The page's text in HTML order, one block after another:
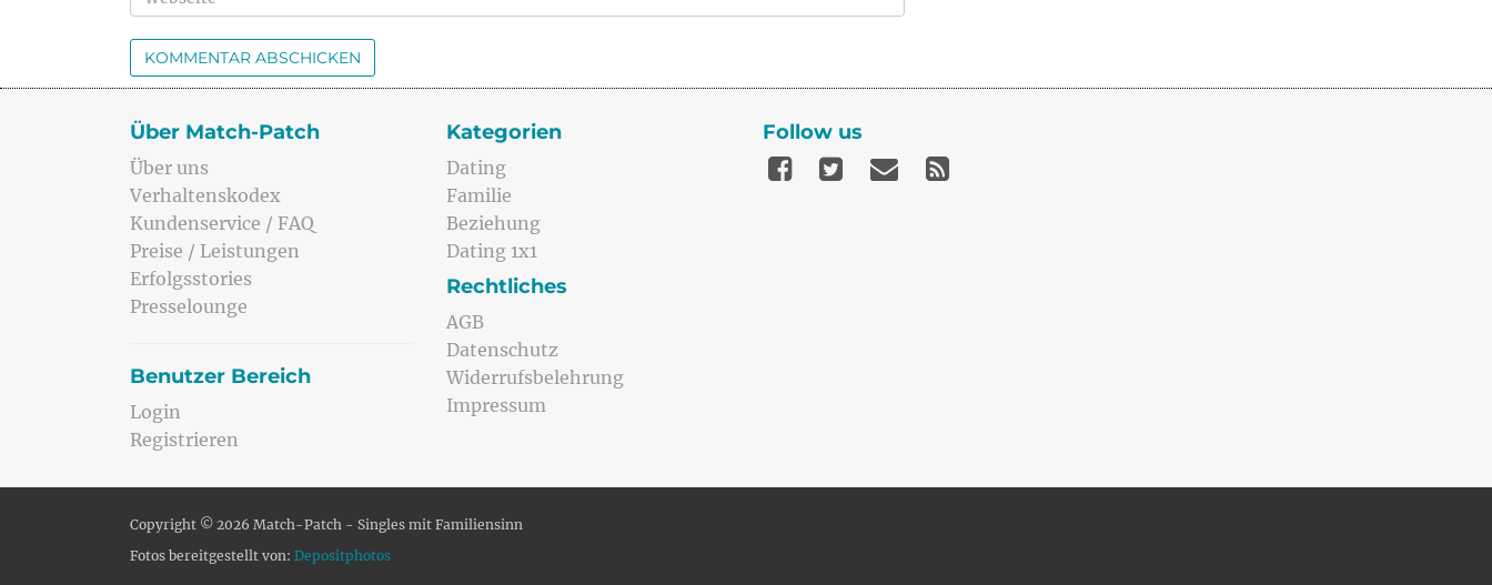
Über Match-Patch
Über uns
Verhaltenskodex
Kundenservice / FAQ
Preise / Leistungen
Erfolgsstories
Presselounge
Benutzer Bereich
Login
Registrieren
Kategorien
Dating
Familie
Beziehung
Dating 1x1
Rechtliches
AGB
Datenschutz
Widerrufsbelehrung
Impressum
Follow us
Copyright © 2026 Match-Patch - Singles mit Familiensinn
Fotos bereitgestellt von: Depositphotos